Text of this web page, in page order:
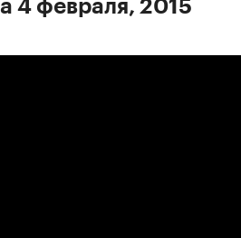
4 февраля, 2015